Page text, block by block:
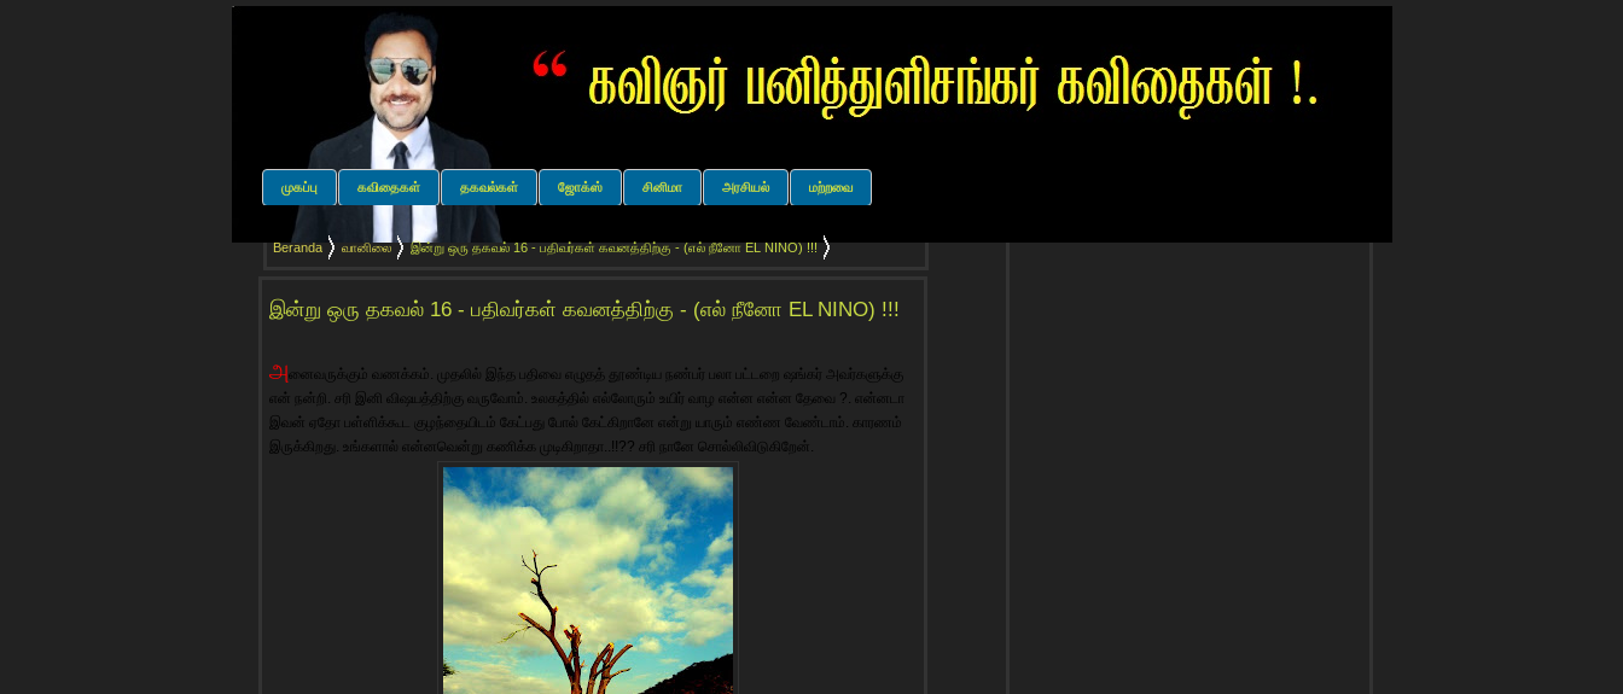
முகப்பு கவிதைகள் தகவல்கள் ஜோக்ஸ் சினிமா அரசியல் மற்றவை
Beranda வானிலை இன்று ஒரு தகவல் 16 - பதிவர்கள் கவனத்திற்கு - (எல் நீனோ EL NINO) !!!
இன்று ஒரு தகவல் 16 - பதிவர்கள் கவனத்திற்கு - (எல் நீனோ EL NINO) !!!
அனைவருக்கும் வணக்கம். முதலில் இந்த பதிவை எழுதத் தூண்டிய நண்பர் பலா பட்டறை ஷங்கர் அவர்களுக்கு
என் நன்றி. சரி இனி விஷயத்திற்கு வருவோம். உலகத்தில் எல்லோரும் உயிர் வாழ என்ன என்ன தேவை ?. என்னடா
இவன் ஏதோ பள்ளிக்கூட குழந்தையிடம் கேட்பது போல் கேட்கிறானே என்று யாரும் எண்ண வேண்டாம். காரணம்
இருக்கிறது. உங்களால் என்னவென்று கணிக்க முடிகிறாதா..!!?? சரி நானே சொல்லிவிடுகிறேன்.